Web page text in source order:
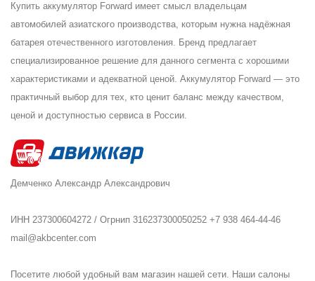
Купить аккумулятор Forward имеет смысл владельцам
автомобилей азиатского производства, которым нужна надёжная
батарея отечественного изготовления. Бренд предлагает
специализированное решение для данного сегмента с хорошими
характеристиками и адекватной ценой. Аккумулятор Forward — это
практичный выбор для тех, кто ценит баланс между качеством,
ценой и доступностью сервиса в России.
Демченко Александр Александрович
ИНН 237300604272 / Огрнип 316237300050252 +7 938 464-44-46
mail@akbcenter.com
Посетите любой удобный вам магазин нашей сети. Наши салоны